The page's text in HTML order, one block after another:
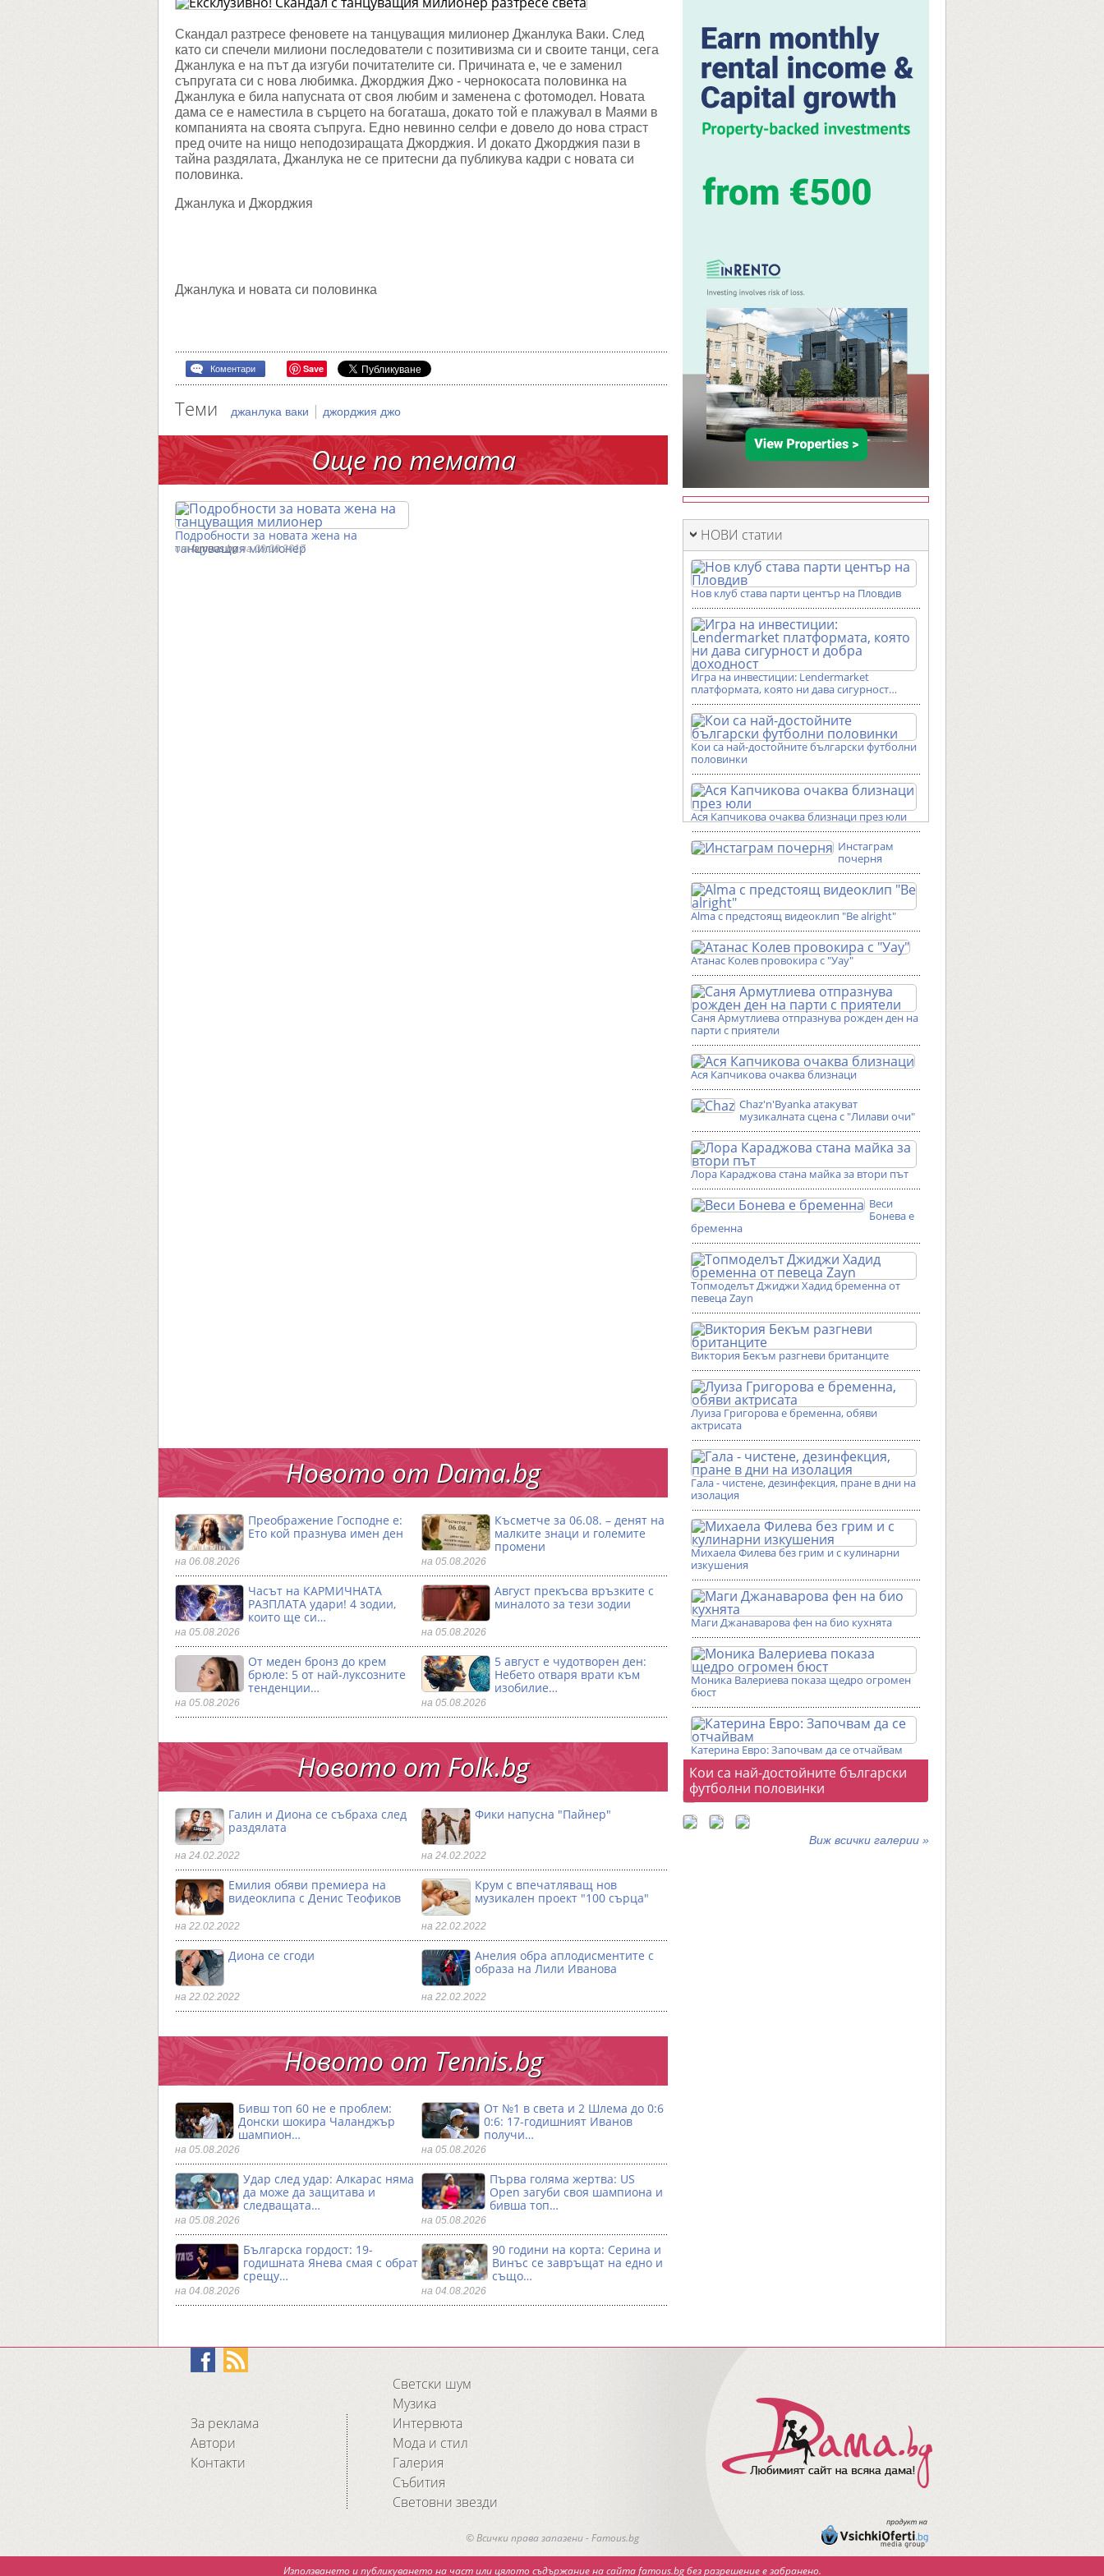
милионер
Скандал разтресе феновете на танцуващия милионер Джанлука Ваки. След
като си спечели милиони последователи с позитивизма си и своите танци, сега
Джанлука е на път да изгуби почитателите си. Причината е, че е заменил
съпругата си с нова любимка. Джорджия Джо - чернокосата половинка на
Джанлука е била напусната от своя любим и заменена с фотомодел. Новата
дама се е наместила в сърцето на богаташа, докато той е плажувал в Маями в
компанията на своята съпруга. Едно невинно селфи е довело до нова страст
пред очите на нищо неподозиращата Джорджия. И докато Джорджия пази в
тайна раздялата, Джанлука не се притесни да публикува кадри с новата си
половинка.
Джанлука и Джорджия
Джанлука и новата си половинка
Коментари Save
Теми джанлука ваки | джорджия джо
Още по темата
Подробности за новата жена на
танцуващия милионер
отfamous.bgна 09.08.2017
Новото от Dama.bg
Преображение Господне е:
Ето кой празнува имен ден
на 06.08.2026
Късметче за 06.08. – денят на
малките знаци и големите
промени
на 05.08.2026
Часът на КАРМИЧНАТА
РАЗПЛАТА удари! 4 зодии,
които ще си…
на 05.08.2026
Август прекъсва връзките с
миналото за тези зодии
на 05.08.2026
От меден бронз до крем
брюле: 5 от най-луксозните
тенденции…
на 05.08.2026
5 август е чудотворен ден:
Небето отваря врати към
изобилие…
на 05.08.2026
Новото от Folk.bg
Галин и Диона се събраха след
раздялата
на 24.02.2022
Фики напусна "Пайнер"
на 24.02.2022
Емилия обяви премиера на
видеоклипа с Денис Теофиков
на 22.02.2022
Крум с впечатляващ нов
музикален проект "100 сърца"
на 22.02.2022
Диона се сгоди
на 22.02.2022
Анелия обра аплодисментите с
образа на Лили Иванова
на 22.02.2022
Новото от Тennis.bg
Бивш топ 60 не е проблем:
Донски шокира Чаланджър
шампион…
на 05.08.2026
От №1 в света и 2 Шлема до 0:6
0:6: 17-годишният Иванов
получи…
на 05.08.2026
Удар след удар: Алкарас няма
да може да защитава и
следващата…
на 05.08.2026
Първа гoляма жертва: US
Open загуби своя шампиона и
бивша топ…
на 05.08.2026
Българска гордост: 19-
годишната Янева смая с обрат
срещу…
на 04.08.2026
90 години на корта: Серина и
Винъс се зaвръщат на едно и
също…
на 04.08.2026
НОВИ статии
Нов клуб става парти център на Пловдив
Игра на инвестиции: Lendermarket
платформата, която ни дава сигурност…
Кои са най-достойните български футболни
половинки
Ася Капчикова очаква близнаци през юли
Инстаграм
почерня
Alma с предстоящ видеоклип "Be alright"
Атанас Колев провокира с "Уау"
Саня Армутлиева отпразнува рожден ден на
парти с приятели
Ася Капчикова очаква близнаци
Chaz'n'Byanka атакуват
музикалната сцена с "Лилави очи"
Лора Караджова стана майка за втори път
Веси
Бонева е
бременна
Топмоделът Джиджи Хадид бременна от
певеца Zayn
Виктория Бекъм разгневи британците
Луиза Григорова е бременна, обяви
актрисата
Гала - чистене, дезинфекция, пране в дни на
изолация
Михаела Филева без грим и с кулинарни
изкушения
Маги Джанаварова фен на био кухнята
Моника Валериева показа щедро огромен
бюст
Катерина Евро: Започвам да се отчайвам
Фотогалерии
Кои са най-достойните български
футболни половинки
Виж всички галерии »
За реклама
Автори
Контакти
Светски шум
Музика
Интервюта
Мода и стил
Галерия
Събития
Световни звезди
© Всички права запазени - Famous.bg
Използването и публикуването на част или цялото съдържание на сайта famous.bg без разрешение е забранено.